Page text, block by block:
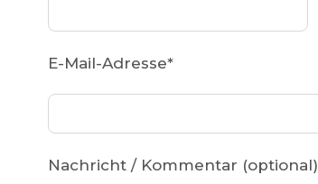
E-Mail-Adresse*
Nachricht / Kommentar (optional)